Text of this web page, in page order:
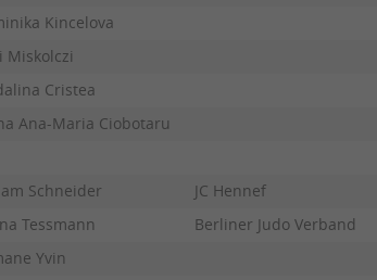
Kincelova
Miskolczi
Cristea
Ana-Maria Ciobotaru
Schneider JC Hennef
Tessmann Berliner Judo Verband
Yvin